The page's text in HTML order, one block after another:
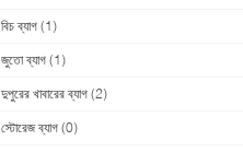
বিচ ব্যাগ (1)
জুতো ব্যাগ (1)
দুপুরের খাবারের ব্যাগ (2)
স্টোরেজ ব্যাগ (0)